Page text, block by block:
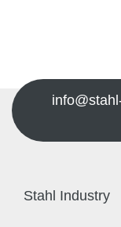
Stahl Industry